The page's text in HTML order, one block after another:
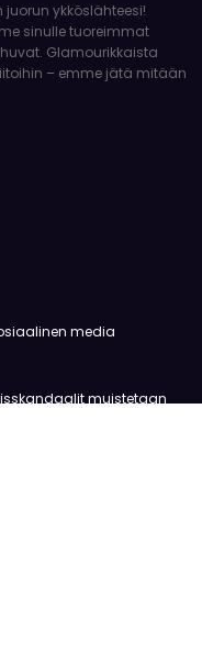
ykköslähteesi!
sinulle tuoreimmat
Glamourikkaista
– emme jätä mitään
media
muistetaan